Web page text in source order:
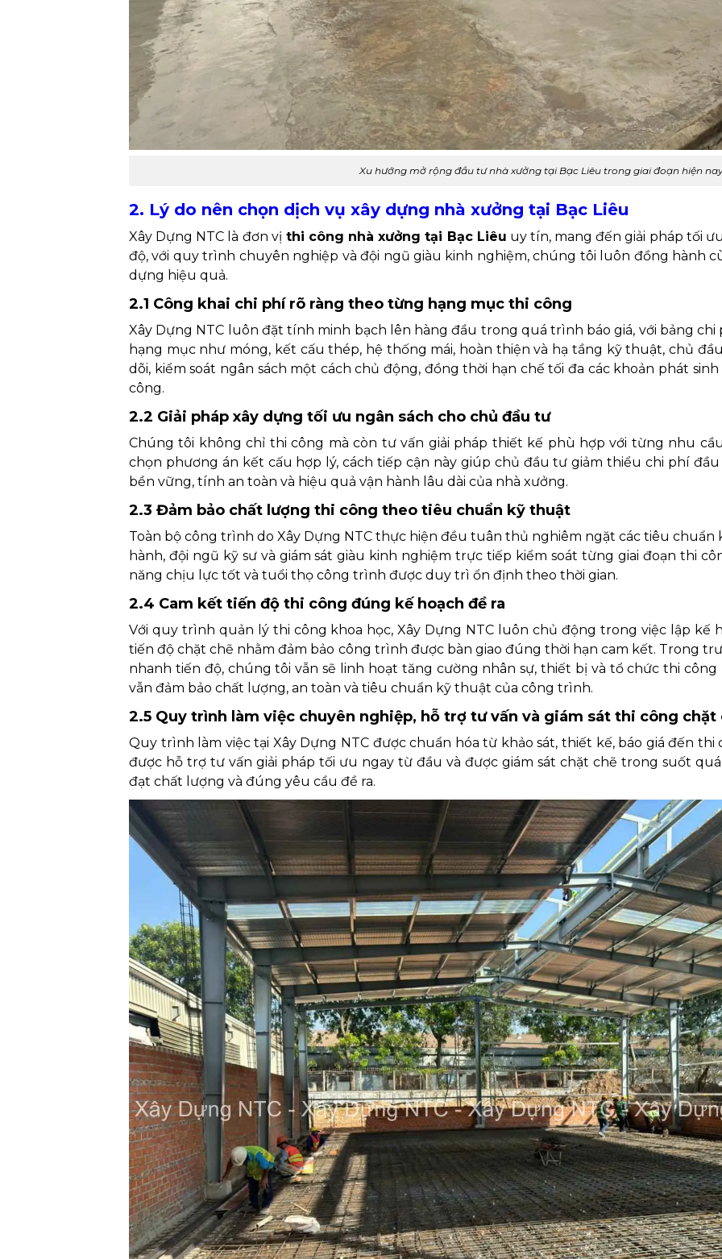
Xu hướng mở rộng đầu tư nhà xưởng tại Bạc Liêu trong giai đoạn hiện
2. Lý do nên chọn dịch vụ xây dựng nhà xưởng tại Bạc Liêu
Xây Dựng NTC là đơn vị thi công nhà xưởng tại Bạc Liêu uy tín, mang đến giải pháp tối
độ, với quy trình chuyên nghiệp và đội ngũ giàu kinh nghiệm, chúng tôi luôn đồng hành
dựng hiệu quả.
2.1 Công khai chi phí rõ ràng theo từng hạng mục thi công
Xây Dựng NTC luôn đặt tính minh bạch lên hàng đầu trong quá trình báo giá, với bảng
hạng mục như móng, kết cấu thép, hệ thống mái, hoàn thiện và hạ tầng kỹ thuật, chủ
dõi, kiểm soát ngân sách một cách chủ động, đồng thời hạn chế tối đa các khoản phát
công.
2.2 Giải pháp xây dựng tối ưu ngân sách cho chủ đầu tư
Chúng tôi không chỉ thi công mà còn tư vấn giải pháp thiết kế phù hợp với từng nhu
chọn phương án kết cấu hợp lý, cách tiếp cận này giúp chủ đầu tư giảm thiểu chi phí
bền vững, tính an toàn và hiệu quả vận hành lâu dài của nhà xưởng.
2.3 Đảm bảo chất lượng thi công theo tiêu chuẩn kỹ thuật
Toàn bộ công trình do Xây Dựng NTC thực hiện đều tuân thủ nghiêm ngặt các tiêu
hành, đội ngũ kỹ sư và giám sát giàu kinh nghiệm trực tiếp kiểm soát từng giai đoạn thi
năng chịu lực tốt và tuổi thọ công trình được duy trì ổn định theo thời gian.
2.4 Cam kết tiến độ thi công đúng kế hoạch đề ra
Với quy trình quản lý thi công khoa học, Xây Dựng NTC luôn chủ động trong việc lập kế
tiến độ chặt chẽ nhằm đảm bảo công trình được bàn giao đúng thời hạn cam kết. Trong
nhanh tiến độ, chúng tôi vẫn sẽ linh hoạt tăng cường nhân sự, thiết bị và tổ chức thi
vẫn đảm bảo chất lượng, an toàn và tiêu chuẩn kỹ thuật của công trình.
2.5 Quy trình làm việc chuyên nghiệp, hỗ trợ tư vấn và giám sát thi công chặt
Quy trình làm việc tại Xây Dựng NTC được chuẩn hóa từ khảo sát, thiết kế, báo giá đến
được hỗ trợ tư vấn giải pháp tối ưu ngay từ đầu và được giám sát chặt chẽ trong suốt
đạt chất lượng và đúng yêu cầu đề ra.